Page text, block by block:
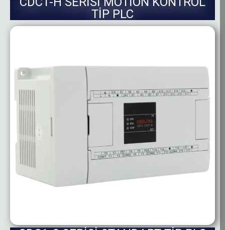
TİP PLC